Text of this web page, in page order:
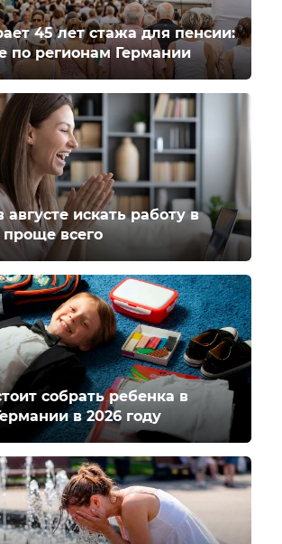
45 лет стажа для пенсии:
по регионам Германии
августе искать работу в
всего
собрать ребенка в
в 2026 году